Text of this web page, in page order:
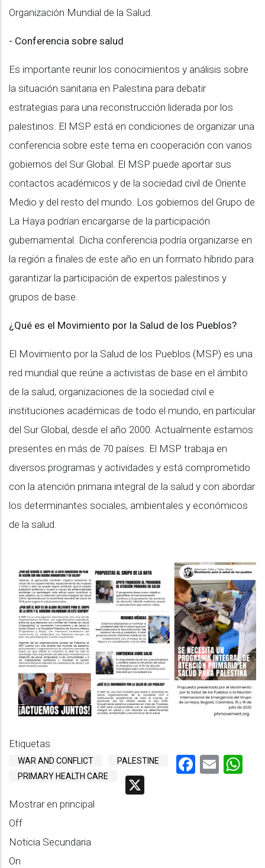
Organización Mundial de la Salud.
- Conferencia sobre salud
Es importante reunir los conocimientos y análisis sobre
la situación sanitaria en Palestina para debatir
estrategias para una reconstrucción liderada por los
palestinos. El MSP está en condiciones de organizar una
conferencia sobre este tema en cooperación con varios
gobiernos del Sur Global. El MSP puede aportar sus
contactos académicos y de la sociedad civil de Oriente
Medio y del resto del mundo. Los gobiernos del Grupo de
La Haya podrían encargarse de la participación
gubernamental. Dicha conferencia podría organizarse en
la región a finales de este año en un formato híbrido para
garantizar la participación de expertos palestinos y
grupos de base.
¿Qué es el Movimiento por la Salud de los Pueblos?
El Movimiento por la Salud de los Pueblos (MSP) es una
red mundial que reúne a activistas de base en el ámbito
de la salud, organizaciones de la sociedad civil e
instituciones académicas de todo el mundo, en particular
del Sur Global, desde el año 2000. Actualmente estamos
presentes en más de 70 países. El MSP trabaja en
diversos programas y actividades y está comprometido
con la atención primaria integral de la salud y con abordar
los determinantes sociales, ambientales y económicos
de la salud.
Etiquetas
WAR AND CONFLICT
PALESTINE
PRIMARY HEALTH CARE
Email
Mostrar en principal
Off
Noticia Secundaria
On